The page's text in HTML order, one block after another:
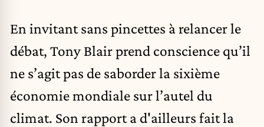
En invitant sans pincettes à relancer le
débat, Tony Blair prend conscience qu’il
ne s’agit pas de saborder la sixième
économie mondiale sur l’autel du
climat. Son rapport a d'ailleurs fait la